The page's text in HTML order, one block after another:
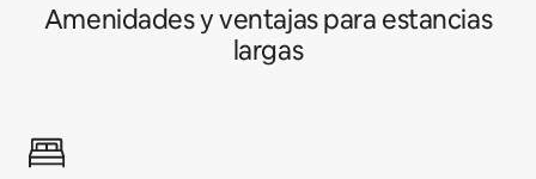
Amenidades y ventajas para estancias
largas